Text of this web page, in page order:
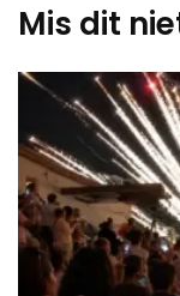
Mis dit